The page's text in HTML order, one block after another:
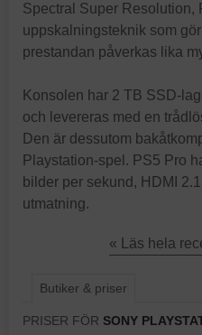
Spectral Super Resolution,
uppskalningsteknik som
prestandan påverkas lika
Konsolen har 2 TB SSD-
och levereras med en
Den är dessutom
Playstation-spel. PS5 Pro
bilder per sekund, HDMI
utmatning.
« Läs hela
Butiker & priser
PRISER FÖR SONY